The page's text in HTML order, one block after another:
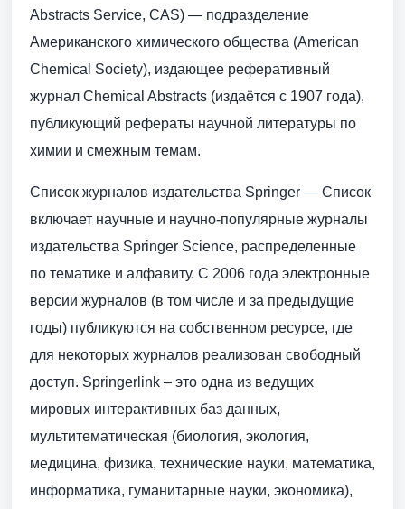
Abstracts Service, CAS) — подразделение
Американского химического общества (American
Chemical Society), издающее реферативный
журнал Chemical Abstracts (издаётся с 1907 года),
публикующий рефераты научной литературы по
химии и смежным темам.
Список журналов издательства Springer — Список
включает научные и научно-популярные журналы
издательства Springer Science, распределенные
по тематике и алфавиту. С 2006 года электронные
версии журналов (в том числе и за предыдущие
годы) публикуются на собственном ресурсе, где
для некоторых журналов реализован свободный
доступ. Springerlink – это одна из ведущих
мировых интерактивных баз данных,
мультитематическая (биология, экология,
медицина, физика, технические науки, математика,
информатика, гуманитарные науки, экономика),